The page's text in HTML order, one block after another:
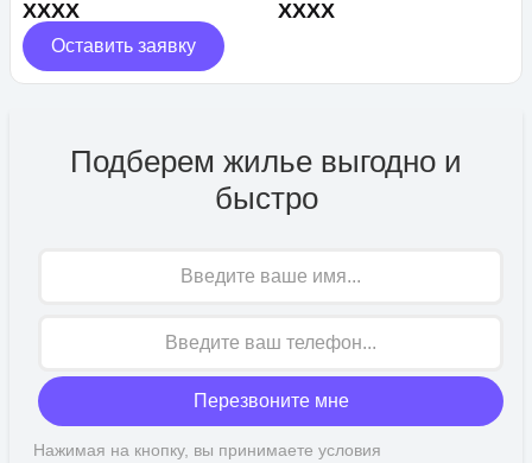
XXXX XXXX
Оставить заявку
Подберем жилье выгодно и
быстро
Перезвоните мне
Нажимая на кнопку, вы принимаете условия